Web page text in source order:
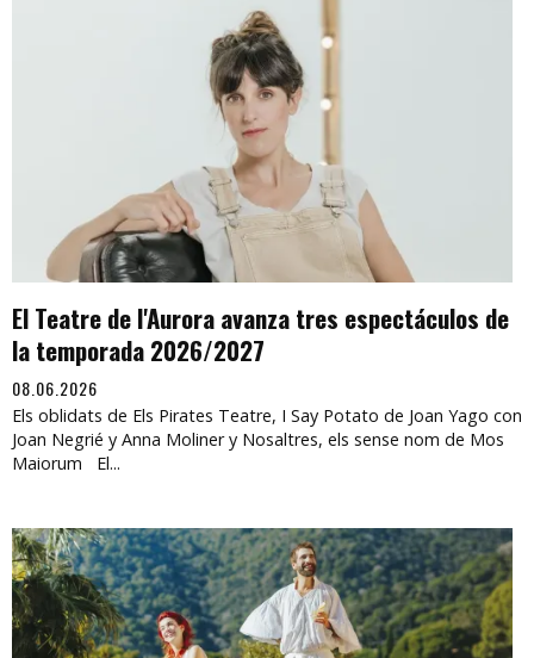
El Teatre de l'Aurora avanza tres espectáculos de
la temporada 2026/2027
08.06.2026
Els oblidats de Els Pirates Teatre, I Say Potato de Joan Yago con
Joan Negrié y Anna Moliner y Nosaltres, els sense nom de Mos
Maiorum El...